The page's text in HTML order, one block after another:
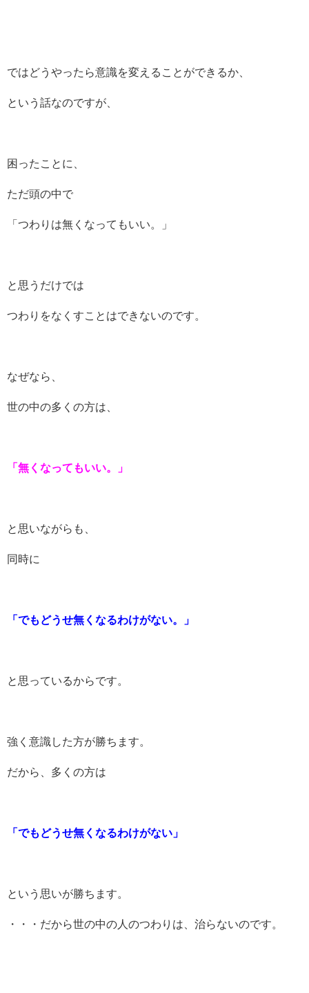
ではどうやったら意識を変えることができるか、
という話なのですが、
困ったことに、
ただ頭の中で
「つわりは無くなってもいい。」
と思うだけでは
つわりをなくすことはできないのです。
なぜなら、
世の中の多くの方は、
「無くなってもいい。」
と思いながらも、
同時に
「でもどうせ無くなるわけがない。」
と思っているからです。
強く意識した方が勝ちます。
だから、多くの方は
「でもどうせ無くなるわけがない」
という思いが勝ちます。
・・・だから世の中の人のつわりは、治らないのです。